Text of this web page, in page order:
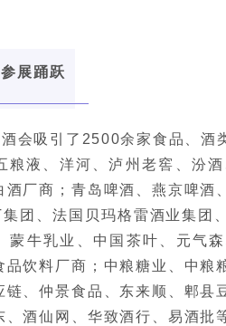
展踊跃
会吸引了2500余家食品、酒
粮液、洋河、泸州老窖、汾
酒厂商；青岛啤酒、燕京啤酒
团、法国贝玛格雷酒业集团
蒙牛乳业、中国茶叶、元气
品饮料厂商；中粮糖业、中粮
链、仲景食品、东来顺、郫县
、酒仙网、华致酒行、易酒批